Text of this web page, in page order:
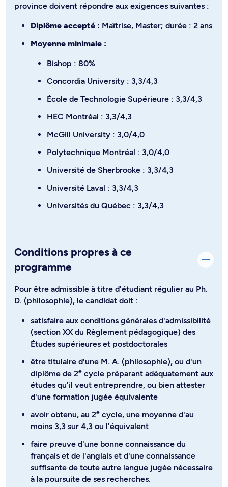
province doivent répondre aux exigences suivantes :
Diplôme accepté : Maîtrise, Master; durée : 2 ans
Moyenne minimale :
Bishop : 80%
Concordia University : 3,3/4,3
École de Technologie Supérieure : 3,3/4,3
HEC Montréal : 3,3/4,3
McGill University : 3,0/4,0
Polytechnique Montréal : 3,0/4,0
Université de Sherbrooke : 3,3/4,3
Université Laval : 3,3/4,3
Universités du Québec : 3,3/4,3
Conditions propres à ce
programme
Pour être admissible à titre d'étudiant régulier au Ph.
D. (philosophie), le candidat doit :
satisfaire aux conditions générales d'admissibilité
(section XX du Règlement pédagogique) des
Études supérieures et postdoctorales
être titulaire d'une M. A. (philosophie), ou d'un
diplôme de 2e cycle préparant adéquatement aux
études qu'il veut entreprendre, ou bien attester
d'une formation jugée équivalente
avoir obtenu, au 2e cycle, une moyenne d'au
moins 3,3 sur 4,3 ou l'équivalent
faire preuve d'une bonne connaissance du
français et de l'anglais et d'une connaissance
suffisante de toute autre langue jugée nécessaire
à la poursuite de ses recherches.